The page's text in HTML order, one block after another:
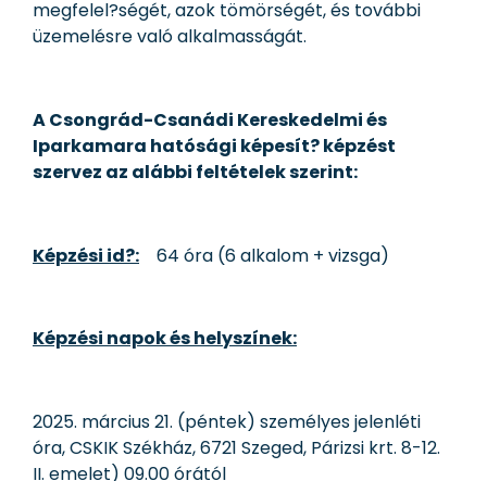
megfelel?ségét, azok tömörségét, és további
üzemelésre való alkalmasságát.
A Csongrád-Csanádi Kereskedelmi és
Iparkamara hatósági képesít? képzést
szervez az alábbi feltételek szerint:
Képzési id?: 64 óra (6 alkalom + vizsga)
Képzési napok és helyszínek:
2025. március 21. (péntek) személyes jelenléti
óra, CSKIK Székház, 6721 Szeged, Párizsi krt. 8-12.
II. emelet) 09.00 órától